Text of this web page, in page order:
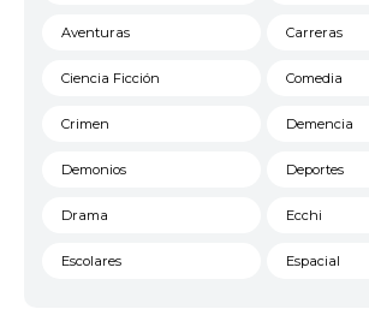
Aventuras Carreras
Ciencia Ficción Comedia
Crimen Demencia
Demonios Deportes
Drama Ecchi
Escolares Espacial